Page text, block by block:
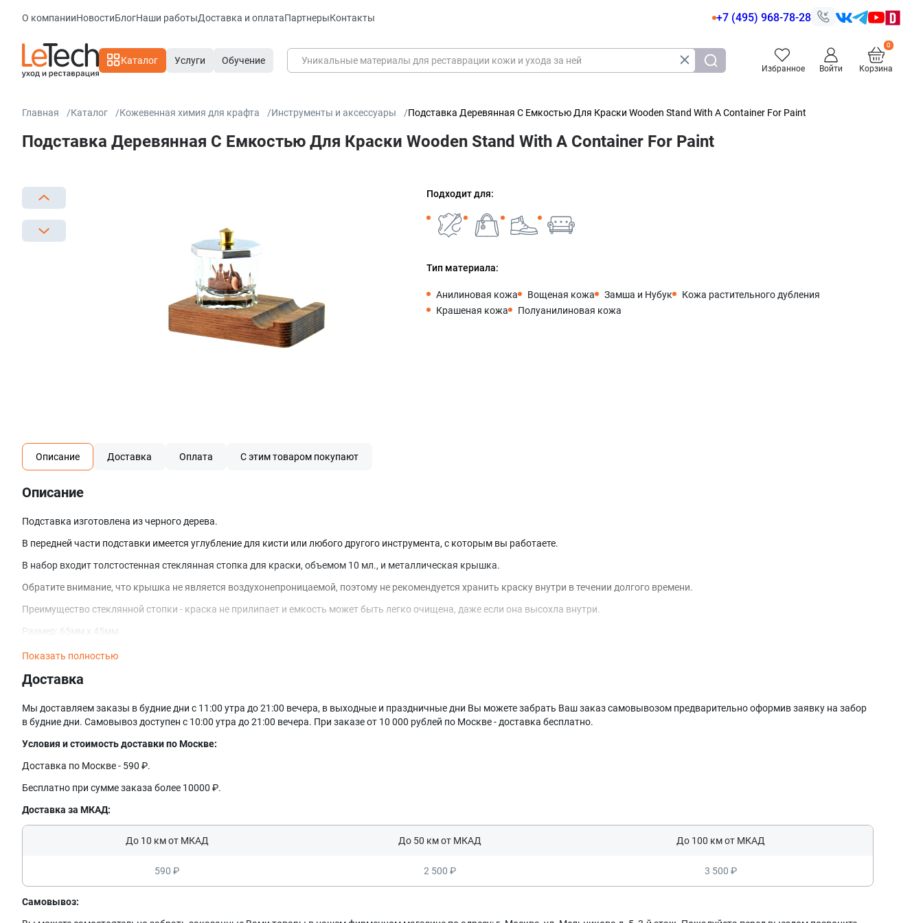
О компанииНовостиБлогНаши работыДоставка и оплатаПартнерыКонтакты +7 (495) 968-78-28
Каталог Услуги Обучение
Избранное Войти Корзина
Главная Каталог Кожевенная химия для крафта Инструменты и аксессуары Подставка Деревянная С Емкостью Для Краски Wooden Stand With A Container For Paint
Подставка Деревянная С Емкостью Для Краски Wooden Stand With A Container For Paint
Подходит для:
Тип материала:
Анилиновая кожа Вощеная кожа Замша и Нубук
Кожа растительного дубления
Крашеная кожа
Полуанилиновая кожа
Описание Доставка Оплата С этим товаром покупают
Описание
Подставка изготовлена из черного дерева.
В передней части подставки имеется углубление для кисти или любого другого инструмента, с которым вы работаете.
В набор входит толстостенная стеклянная стопка для краски, объемом 10 мл., и металлическая крышка.
Обратите внимание, что крышка не является воздухонепроницаемой, поэтому не рекомендуется хранить краску внутри в течении долгого времени.
Преимущество стеклянной стопки - краска не прилипает и емкость может быть легко очищена, даже если она высохла внутри.
Размер: 65мм х 45мм.
Показать полностью
Доставка
Мы доставляем заказы в будние дни с 11:00 утра до 21:00 вечера, в выходные и праздничные дни Вы можете забрать Ваш заказ самовывозом предварительно оформив заявку на забор
в будние дни. Самовывоз доступен с 10:00 утра до 21:00 вечера. При заказе от 10 000 рублей по Москве - доставка бесплатно.
Условия и стоимость доставки по Москве:
Доставка по Москве - 590 ₽.
Бесплатно при сумме заказа более 10000 ₽.
Доставка за МКАД:
До 10 км от МКАД До 50 км от МКАД До 100 км от МКАД
590 ₽ 2 500 ₽ 3 500 ₽
Самовывоз: